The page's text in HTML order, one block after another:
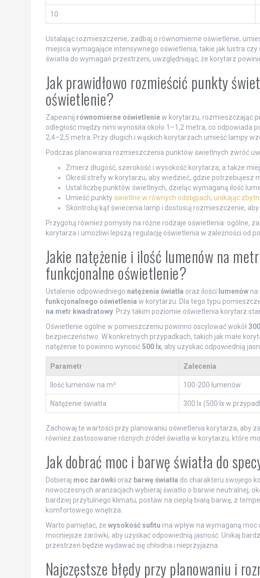
10
Ustalając rozmieszczenie, zadbaj o równomierne oświetlenie,
miejsca wymagające intensywnego oświetlenia, takie jak lustra
światła do wymagań przestrzeni, uwzględniając, że korytarz
Jak prawidłowo rozmieścić punkty
oświetlenie?
Zapewnij równomierne oświetleniew korytarzu, rozmieszczając
odległość między nimi wynosiła około 1–1,2 metra, co odpowiada
2,4–2,5 metra. Przy długich i wąskich korytarzach umieść lampy
Podczas planowania rozmieszczenia punktów świetlnych zwróć
Zmierz długość, szerokość i wysokość korytarza, a także
Określ strefy w korytarzu, aby wiedzieć, gdzie potrzebujesz
Ustal liczbę punktów świetlnych, dzieląc wymaganą ilość
Umieść punkty świetlne w równych odstępach, unikając
Skontroluj kąt świecenia lamp i dostosuj rozmieszczenie, aby
Przygotuj również pomysły na różne rodzaje oświetlenia: ogólne,
korytarza i umożliwi lepszą regulację oświetlenia w zależności od
Jakie natężenie i ilość lumenów na
funkcjonalne oświetlenie?
Ustalenie odpowiedniego natężenia światła oraz ilości lumenówna
funkcjonalnego oświetlenia w korytarzu. Dla tego typu
na metr kwadratowy. Przy takim poziomie oświetlenia korytarz
Oświetlenie ogólne w pomieszczeniu powinno oscylować wokół
bezpieczeństwo. W konkretnych przypadkach, takich jak małe
natężenie to powinno wynosić500 lx, aby uzyskać odpowiednią
Parametr Zalecenia
Ilość lumenów na m² 100-200 lumenów
Natężenie światła 300 lx (500 lx w
Zachowaj te wartości przy planowaniu oświetlenia korytarza, aby
również zastosowanie różnych źródeł światła w korytarzu, które
Jak dobrać moc i barwę światła do
Dobieraj moc żarówki oraz barwę światła do charakteru swojego
nowoczesnych aranżacjach wybieraj światło o barwie neutralnej,
bardziej przytulnego klimatu, postaw na ciepłą białą barwę, z
komfortowego wnętrza.
Warto pamiętać, że wysokość sufitu ma wpływ na wymaganą
mocniejsze żarówki, aby uzyskać odpowiednią jasność. Unikaj
przestrzeń będzie wydawać się chłodna i nieprzyjazna.
Najczęstsze błędy przy planowaniu i